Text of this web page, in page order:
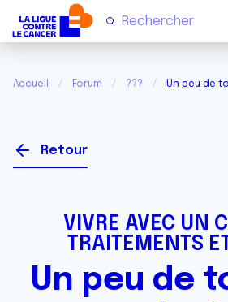
Accueil Forum ??? Un peu de
Retour
VIVRE AVEC UN
TRAITEMENTS
Un peu de